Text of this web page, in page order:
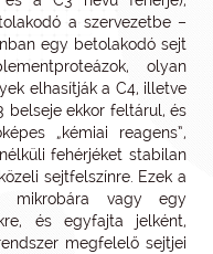
a szervezetbe –
egy betolakodó sejt
olyan
elhasítják a C4, illetve
belseje ekkor feltárul, és
„kémiai reagens”,
fehérjéket stabilan
sejtfelszínre. Ezek a
mikrobára vagy egy
és egyfajta jelként,
megfelelő sejtjei